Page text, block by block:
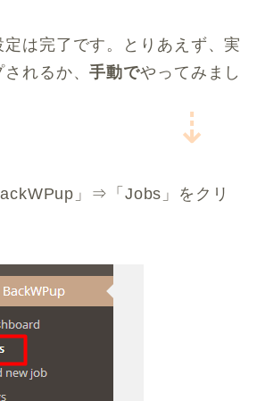
は完了です。とりあえず、実
されるか、手動でやってみまし
⇣
」⇒「Jobs」をクリ